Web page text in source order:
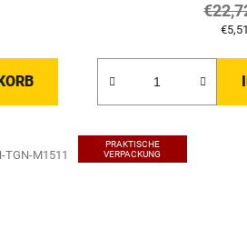
TGN-M1511
PRAKTISCHE
VERPACKUNG